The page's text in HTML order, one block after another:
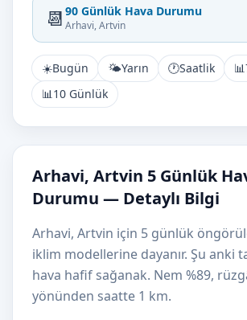
📆 90 Günlük Hava Durumu
Arhavi, Artvin
☀️Bugün 🌤️Yarın 🕐Saatlik 📊
📊10 Günlük
Arhavi, Artvin 5 Günlük
Durumu — Detaylı Bilgi
Arhavi, Artvin için 5 günlük
iklim modellerine dayanır. Şu anki
hava hafif sağanak. Nem %89,
yönünden saatte 1 km.